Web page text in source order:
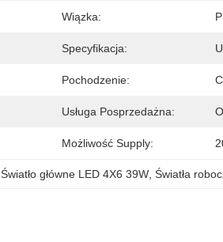
Wiązka:
Specyfikacja:
Pochodzenie:
Usługa Posprzedażna:
Możliwość Supply:
, Światło główne LED 4X6 39W , Światła